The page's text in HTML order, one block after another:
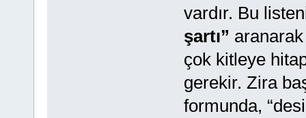
vardır. Bu
şartı” aranarak
çok kitleye
gerekir. Zira
formunda,